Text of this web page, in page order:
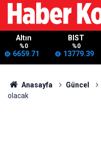
Altın
%0
6659.71
BIST
%0
13779.39
Anasayfa Güncel
olacak